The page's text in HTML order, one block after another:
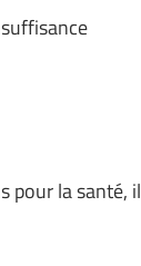
pour la santé, il